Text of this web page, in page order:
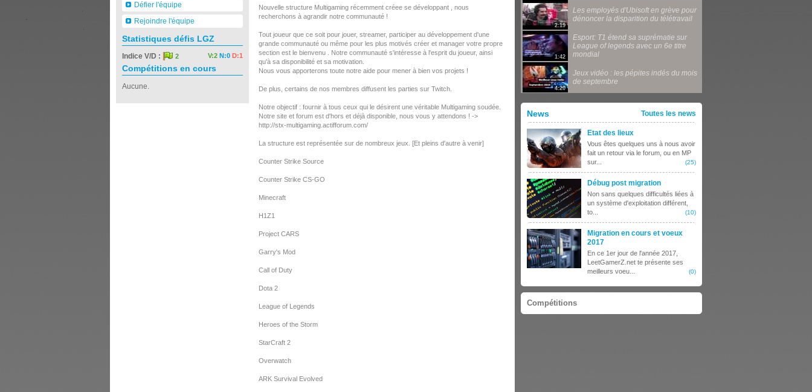
Défier l'équipe
Rejoindre l'équipe
Statistiques défis LGZ
V:2 N:0 D:1
Indice V/D : 2
Compétitions en cours
Aucune.
Nouvelle structure Multigaming récemment créee se développant , nous
recherchons à agrandir notre communauté !
Tout joueur que ce soit pour jouer, streamer, participer au développement d'une
grande communauté ou même pour les plus motivés créer et manager votre propre
section est le bienvenu . Notre communauté s'intéresse à l'esprit du joueur, ainsi
qu'à sa disponibilité et sa motivation.
Nous vous apporterons toute notre aide pour mener à bien vos projets !
De plus, certains de nos membres diffusent les parties sur Twitch.
Notre objectif : fournir à tous ceux qui le désirent une véritable Multigaming soudée.
Notre site et forum est d'hors et déjà disponible, nous vous y attendons ! ->
http://stx-multigaming.actifforum.com/
La structure est représentée sur de nombreux jeux. [Et pleins d'autre à venir]
Counter Strike Source
Counter Strike CS-GO
Minecraft
H1Z1
Project CARS
Garry's Mod
Call of Duty
Dota 2
League of Legends
Heroes of the Storm
StarCraft 2
Overwatch
ARK Survival Evolved
2:19
Les employés d'Ubisoft en grève pour
dénoncer la disparition du télétravail
1:42
Esport: T1 étend sa suprématie sur
League of legends avec un 6e titre
mondial
4:20
Jeux vidéo : les pépites indés du mois
de septembre
News Toutes les news
Etat des lieux
Vous êtes quelques uns à nous avoir
fait un retour via le forum, ou en MP
sur...
(25)
Débug post migration
Non sans quelques difficultés liées à
un système d'exploitation différent,
to...
(10)
Migration en cours et voeux
2017
En ce 1er jour de l'année 2017,
LeetGamerZ.net te présente ses
meilleurs voeu...
(0)
Compétitions